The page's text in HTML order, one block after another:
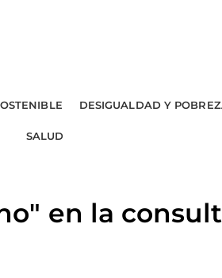
DESIGUALDAD Y
SALUD
en la